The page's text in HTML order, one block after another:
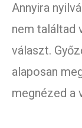
Annyira
nem találtad
választ.
alaposan
megnézed a